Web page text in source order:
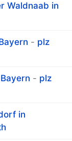
Waldnaab in
- plz
- plz
in